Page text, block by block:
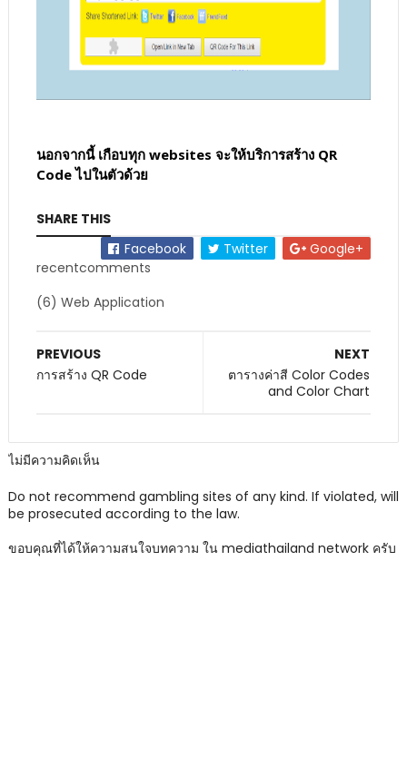
นอกจากนี้ เกือบทุก websites จะให้บริการสร้าง QR
Code ไปในตัวด้วย
SHARE THIS
Facebook
Twitter
Google+
recentcomments
(6) Web Application
NEXT
ตารางค่าสี Color Codes
and Color Chart
PREVIOUS
การสร้าง QR Code
ไม่มีความคิดเห็น
Do not recommend gambling sites of any kind. If violated, will
be prosecuted according to the law.
ขอบคุณที่ได้ให้ความสนใจบทความ ใน mediathailand network ครับ